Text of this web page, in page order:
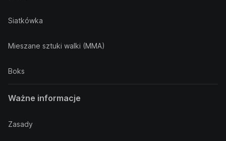
Siatkówka
Mieszane sztuki walki (MMA)
Boks
Ważne informacje
Zasady